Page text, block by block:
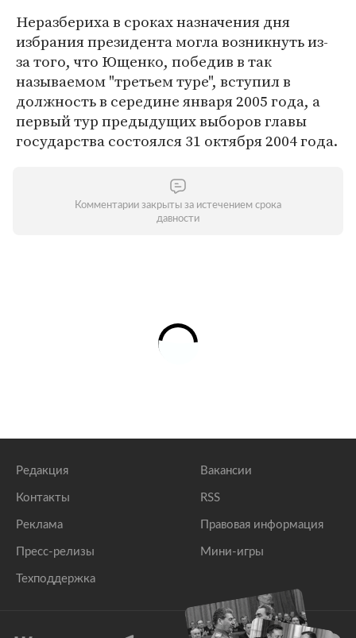
Неразбериха в сроках назначения дня
избрания президента могла возникнуть из-
за того, что Ющенко, победив в так
называемом "третьем туре", вступил в
должность в середине января 2005 года, а
первый тур предыдущих выборов главы
государства состоялся 31 октября 2004 года.
Комментарии закрыты за истечением срока
давности
Редакция
Контакты
Реклама
Пресс-релизы
Техподдержка
Вакансии
RSS
Правовая информация
Мини-игры